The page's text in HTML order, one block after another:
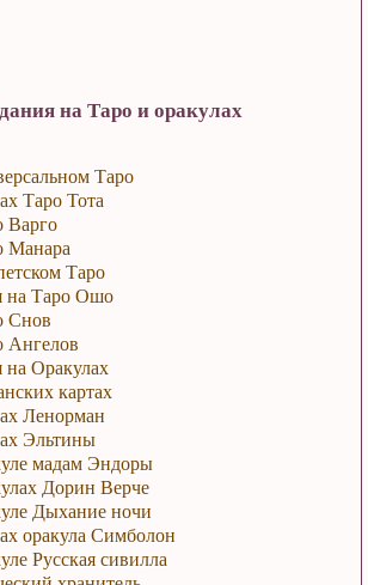
на Таро и оракулах
Таро
Таро Тота
Варго
Манара
Таро
на Таро Ошо
Снов
Ангелов
Оракулах
картах
Ленорман
Эльтины
мадам Эндоры
Дорин Верче
Дыхание ночи
оракула Симболон
Русская сивилла